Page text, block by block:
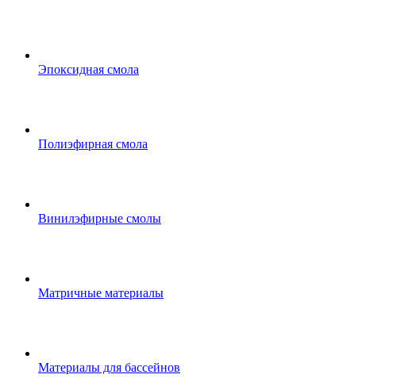
Эпоксидная смола
Полиэфирная смола
Винилэфирные смолы
Матричные материалы
Материалы для бассейнов